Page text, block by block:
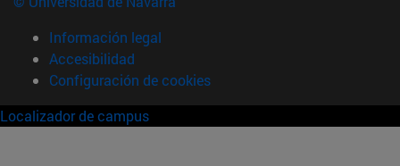
Información legal
Accesibilidad
Configuración de cookies
Localizador de campus